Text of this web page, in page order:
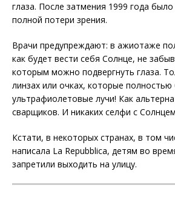
глаза. После затмения 1999 года было
полной потери зрения.
Врачи предупреждают: в ажиотаже
как будет вести себя Солнце, не
которым можно подвергнуть глаза.
линзах или очках, которые
ультрафиолетовые лучи! Как
сварщиков. И никаких селфи с
Кстати, в некоторых странах, в том
написала La Repubblica, детям во
запретили выходить на улицу.